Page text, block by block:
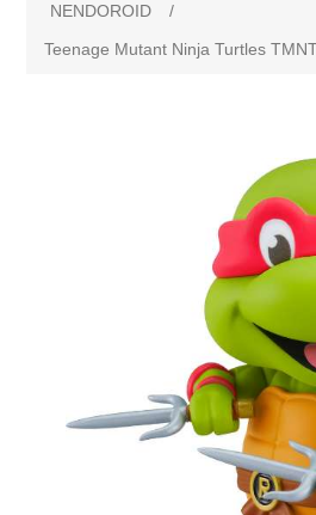
NENDOROID
/
Teenage Mutant Ninja Turtles